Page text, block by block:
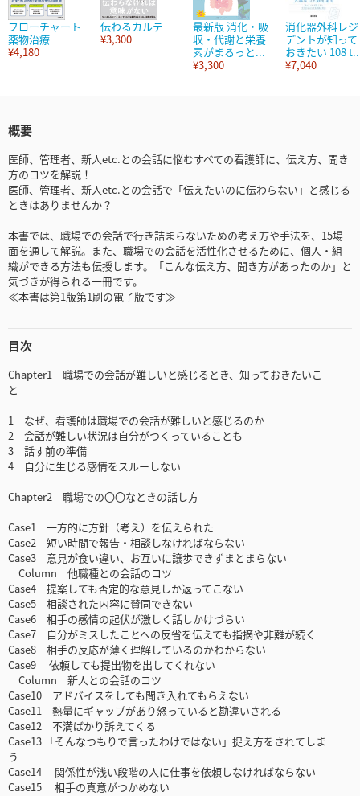
フローチャート
薬物治療
¥4,180
伝わるカルテ
¥3,300
最新版 消化・吸
収・代謝と栄養
素がまるっと...
¥3,300
消化器外科レジ
デントが知って
おきたい 108
¥7,040
概要
医師、管理者、新人etc.との会話に悩むすべての看護師に、伝え方、聞き
方のコツを解説！
医師、管理者、新人etc.との会話で「伝えたいのに伝わらない」と感じる
ときはありませんか？
本書では、職場での会話で行き詰まらないための考え方や手法を、15場
面を通して解説。また、職場での会話を活性化させるために、個人・組
織ができる方法も伝授します。「こんな伝え方、聞き方があったのか」と
気づきが得られる一冊です。
≪本書は第1版第1刷の電子版です≫
目次
Chapter1 職場での会話が難しいと感じるとき、知っておきたいこ
と
1 なぜ、看護師は職場での会話が難しいと感じるのか
2 会話が難しい状況は自分がつくっていることも
3 話す前の準備
4 自分に生じる感情をスルーしない
Chapter2 職場での〇〇なときの話し方
Case1 一方的に方針（考え）を伝えられた
Case2 短い時間で報告・相談しなければならない
Case3 意見が食い違い、お互いに譲歩できずまとまらない
Column 他職種との会話のコツ
Case4 提案しても否定的な意見しか返ってこない
Case5 相談された内容に賛同できない
Case6 相手の感情の起伏が激しく話しかけづらい
Case7 自分がミスしたことへの反省を伝えても指摘や非難が続く
Case8 相手の反応が薄く理解しているのかわからない
Case9 依頼しても提出物を出してくれない
Column 新人との会話のコツ
Case10 アドバイスをしても聞き入れてもらえない
Case11 熱量にギャップがあり怒っていると勘違いされる
Case12 不満ばかり訴えてくる
Case13 「そんなつもりで言ったわけではない」捉え方をされてしま
う
Case14 関係性が浅い段階の人に仕事を依頼しなければならない
Case15 相手の真意がつかめない